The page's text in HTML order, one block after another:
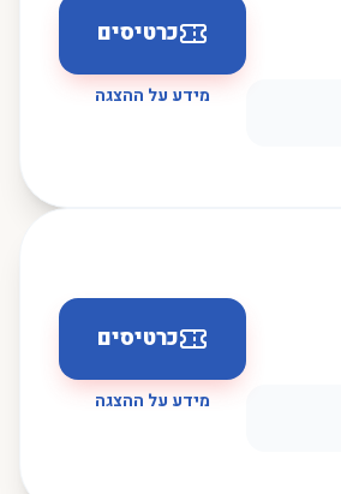
כרטיסים
מידע על ההצגה
כרטיסים
מידע על ההצגה